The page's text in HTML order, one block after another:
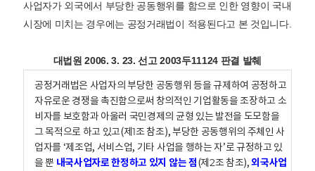
사업자가 외국에서 부당한 공동행위를 함으로 인한 영향이 국내
시장에 미치는 경우에는 공정거래법이 적용된다고 본 것입니다.
대법원 2006. 3. 23. 선고 2003두11124 판결 발췌
공정거래법은 사업자의 부당한 공동행위 등을 규제하여 공정하고
자유로운 경쟁을 촉진함으로써 창의적인 기업활동을 조장하고 소
비자를 보호함과 아울러 국민경제의 균형 있는 발전을 도모함을
그 목적으로 하고 있고(제1조 참조), 부당한 공동행위의 주체인 사
업자를 ‘제조업, 서비스업, 기타 사업을 행하는 자’로 규정하고 있
을 뿐 내국사업자로 한정하고 있지 않는 점(제2조 참조),외국사업